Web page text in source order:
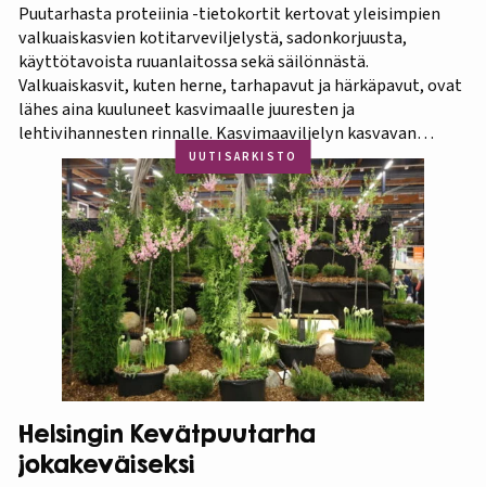
Puutarhasta proteiinia -tietokortit kertovat yleisimpien
valkuaiskasvien kotitarveviljelystä, sadonkorjuusta,
käyttötavoista ruuanlaitossa sekä säilönnästä.
Valkuaiskasvit, kuten herne, tarhapavut ja härkäpavut, ovat
lähes aina kuuluneet kasvimaalle juuresten ja
lehtivihannesten rinnalle. Kasvimaaviljelyn kasvavan
suosion myötä ravitsevien valkuaiskasvien osuutta
viljelykasveina kannattaa korostaa. Puutarhasta proteiinia -
tietokorttisarja on tarkoitettu kotipuutarhureille, jotka
ovat kiinnostuneita lisäämään kasvisproteiinien määrää
lautasellaan. Kotipuutarhassa voi viljellä monia
valkuaiskasveja,…
UUTISARKISTO
Helsingin Kevätpuutarha
jokakeväiseksi